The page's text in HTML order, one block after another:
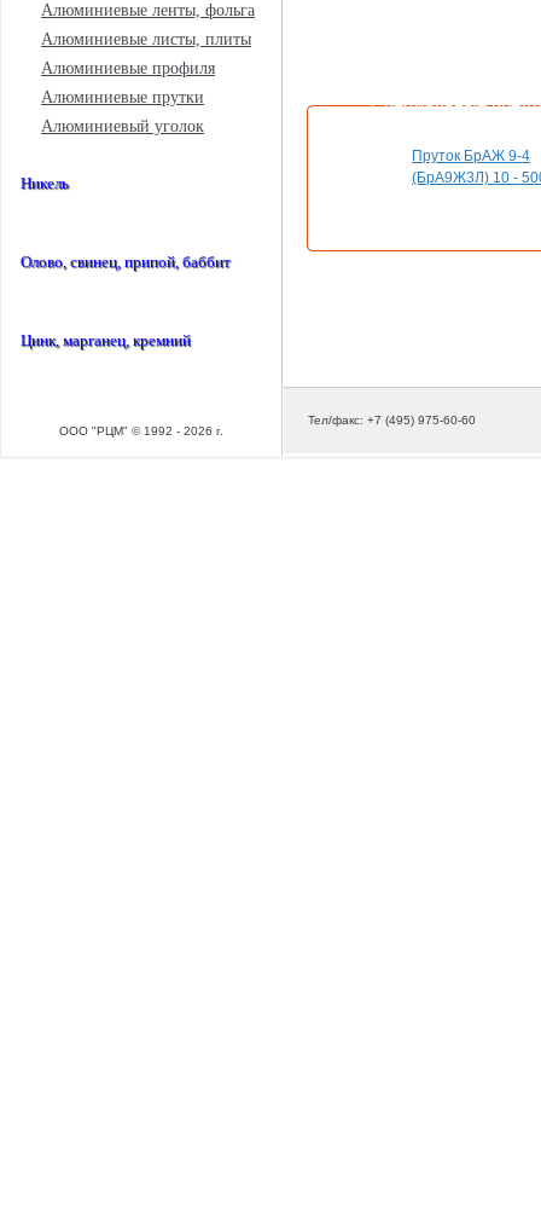
Алюминиевые ленты, фольга
Алюминиевые листы, плиты
Алюминиевые профиля
Алюминиевые прутки
Алюминиевый уголок
Никель
Олово, свинец, припой, баббит
Цинк, марганец, кремний
ООО "РЦМ" © 1992 - 2026 г.
Специальные
Пруток БрАЖ 9-4
(БрА9Ж3Л) 10 -
Тел/факс: +7 (495) 975-60-60